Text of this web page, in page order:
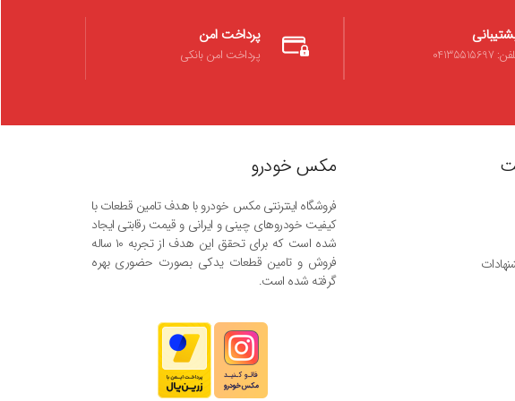
پرداخت امن
پرداخت امن بانکی
مکس خودرو
فروشگاه اینترنتی مکس خودرو با هدف تامین قطعات با
کیفیت خودروهای چینی و ایرانی و قیمت رقابتی ایجاد
شده است که برای تحقق این هدف از تجربه ۱۰ ساله
فروش و تامین قطعات یدکی بصورت حضوری بهره
گرفته شده است.